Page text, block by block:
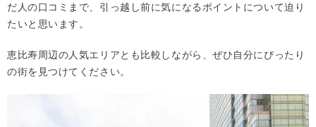
だ人の口コミまで、引っ越し前に気になるポイントについて迫り
たいと思います。
恵比寿周辺の人気エリアとも比較しながら、ぜひ自分にぴったり
の街を見つけてください。